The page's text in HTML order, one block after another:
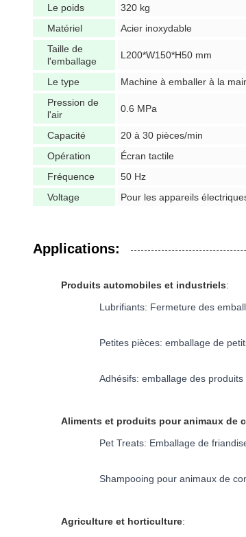
Le poids
320 kg
Matériel
Acier inoxydable
Taille de
l'emballage
L200*W150*H50 mm
Le type
Machine à emballer à la
Pression de
l'air
0.6 MPa
Capacité
20 à 30 pièces/min
Opération
Écran tactile
Fréquence
50 Hz
Voltage
Pour les appareils
Applications:
Produits automobiles et industriels:
Lubrifiants: Fermeture des
Petites pièces: emballage de
Adhésifs: emballage des
Aliments et produits pour animaux de
Pet Treats: Emballage de
Shampooing pour animaux de
Agriculture et horticulture: